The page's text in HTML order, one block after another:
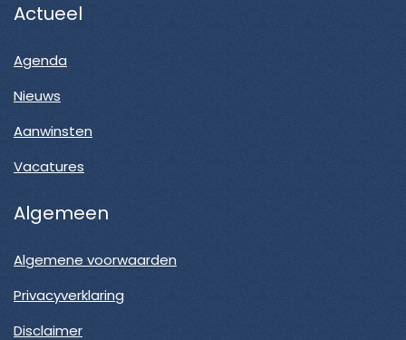
Actueel
Agenda
Nieuws
Aanwinsten
Vacatures
Algemeen
Algemene voorwaarden
Privacyverklaring
Disclaimer